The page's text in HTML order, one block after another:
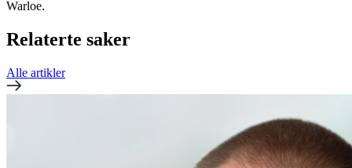
Warloe.
Relaterte saker
Alle artikler